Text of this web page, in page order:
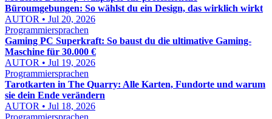
Büroumgebungen: So wählst du ein Design, das wirklich wirkt
AUTOR • Jul 20, 2026
Programmiersprachen
Gaming PC Superkraft: So baust du die ultimative Gaming-
Maschine für 30.000 €
AUTOR • Jul 19, 2026
Programmiersprachen
Tarotkarten in The Quarry: Alle Karten, Fundorte und warum
sie dein Ende verändern
AUTOR • Jul 18, 2026
Programmiersprachen